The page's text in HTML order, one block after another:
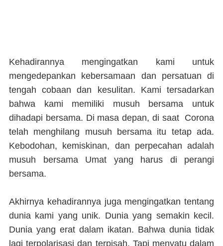
Kehadirannya mengingatkan kami untuk
mengedepankan kebersamaan dan persatuan di
tengah cobaan dan kesulitan. Kami tersadarkan
bahwa kami memiliki musuh bersama untuk
dihadapi bersama. Di masa depan, di saat Corona
telah menghilang musuh bersama itu tetap ada.
Kebodohan, kemiskinan, dan perpecahan adalah
musuh bersama Umat yang harus di perangi
bersama.
Akhirnya kehadirannya juga mengingatkan tentang
dunia kami yang unik. Dunia yang semakin kecil.
Dunia yang erat dalam ikatan. Bahwa dunia tidak
lagi terpolarisasi dan terpisah. Tapi menyatu dalam